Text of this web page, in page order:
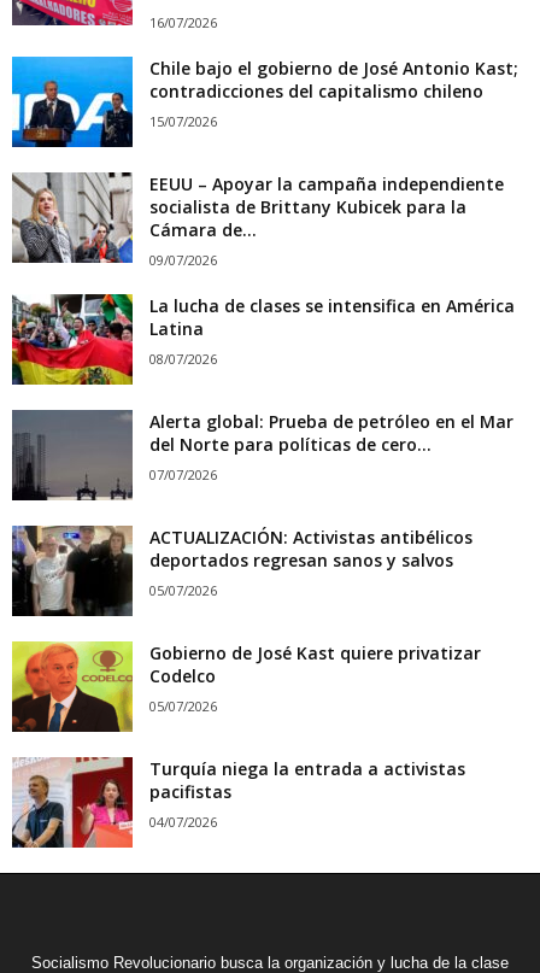
16/07/2026
Chile bajo el gobierno de José Antonio Kast;
contradicciones del capitalismo chileno
15/07/2026
EEUU – Apoyar la campaña independiente
socialista de Brittany Kubicek para la
Cámara de...
09/07/2026
La lucha de clases se intensifica en América
Latina
08/07/2026
Alerta global: Prueba de petróleo en el Mar
del Norte para políticas de cero...
07/07/2026
ACTUALIZACIÓN: Activistas antibélicos
deportados regresan sanos y salvos
05/07/2026
Gobierno de José Kast quiere privatizar
Codelco
05/07/2026
Turquía niega la entrada a activistas
pacifistas
04/07/2026
Socialismo Revolucionario busca la organización y lucha de la clase